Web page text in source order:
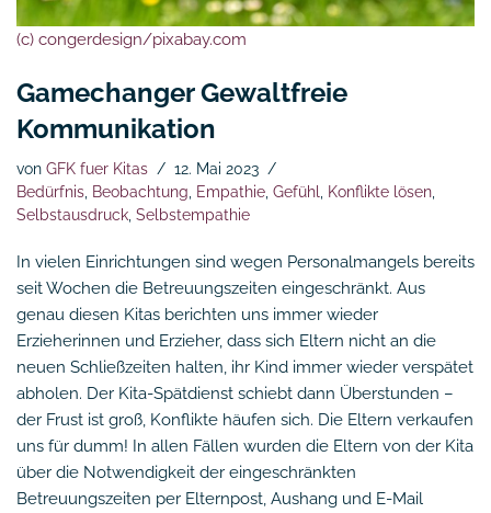
(c) congerdesign/pixabay.com
Gamechanger Gewaltfreie
Kommunikation
von GFK fuer Kitas
12. Mai 2023
Bedürfnis Beobachtung Empathie Gefühl Konflikte lösen
Selbstausdruck Selbstempathie
In vielen Einrichtungen sind wegen Personalmangels bereits
seit Wochen die Betreuungszeiten eingeschränkt. Aus
genau diesen Kitas berichten uns immer wieder
Erzieherinnen und Erzieher, dass sich Eltern nicht an die
neuen Schließzeiten halten, ihr Kind immer wieder verspätet
abholen. Der Kita-Spätdienst schiebt dann Überstunden –
der Frust ist groß, Konflikte häufen sich. Die Eltern verkaufen
uns für dumm! In allen Fällen wurden die Eltern von der Kita
über die Notwendigkeit der eingeschränkten
Betreuungszeiten per Elternpost, Aushang und E-Mail